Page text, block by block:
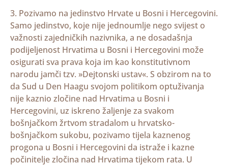
3. Pozivamo na jedinstvo Hrvate u Bosni i Hercegovini.
Samo jedinstvo, koje nije jednoumlje nego svijest o
važnosti zajedničkih nazivnika, a ne dosadašnja
podijeljenost Hrvatima u Bosni i Hercegovini može
osigurati sva prava koja im kao konstitutivnom
narodu jamči tzv. »Dejtonski ustav«. S obzirom na to
da Sud u Den Haagu svojom politikom optuživanja
nije kaznio zločine nad Hrvatima u Bosni i
Hercegovini, uz iskreno žaljenje za svakom
bošnjačkom žrtvom stradalom u hrvatsko-
bošnjačkom sukobu, pozivamo tijela kaznenog
progona u Bosni i Hercegovini da istraže i kazne
počinitelje zločina nad Hrvatima tijekom rata. U